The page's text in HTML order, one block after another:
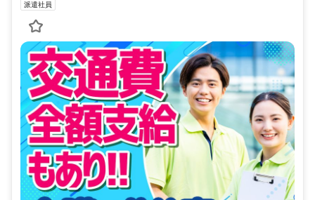
派遣社員